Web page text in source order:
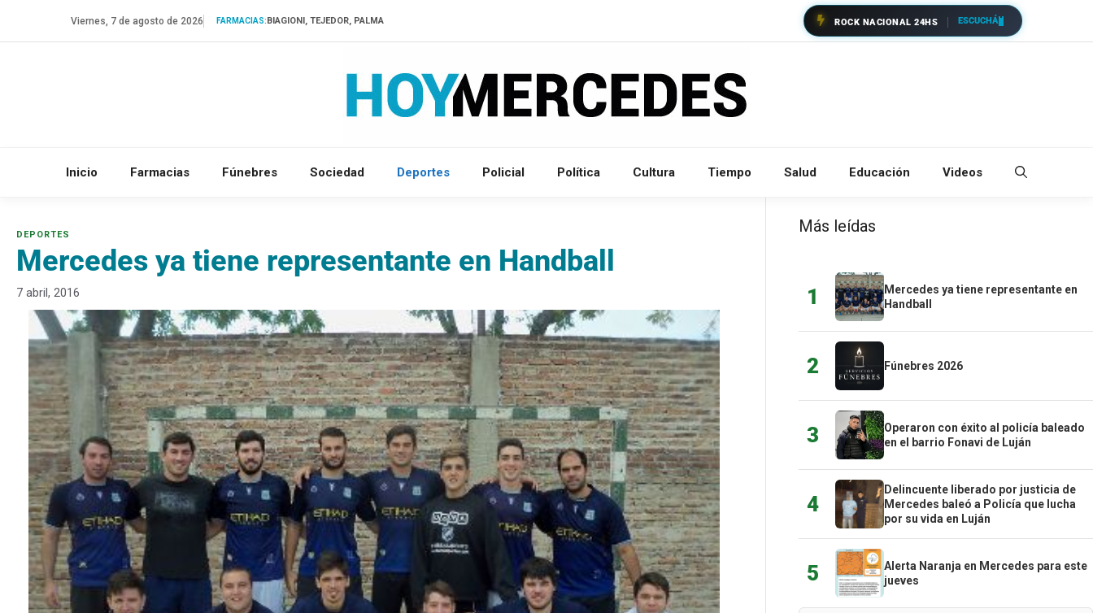
Viernes, 7 de agosto de 2026 FARMACIAS:BIAGIONI, TEJEDOR, PALMA ROCK NACIONAL 24HS ESCUCHÁ
Inicio Farmacias Fúnebres Sociedad Deportes Policial Política Cultura Tiempo Salud Educación Videos
Mercedes ya tiene representante en Handball
7 abril, 2016
Más leídas
1
Mercedes ya tiene representante en
Handball
2 Fúnebres 2026
3
Operaron con éxito al policía baleado
en el barrio Fonavi de Luján
4
Delincuente liberado por justicia de
Mercedes baleó a Policía que lucha
por su vida en Luján
5
Alerta Naranja en Mercedes para este
jueves